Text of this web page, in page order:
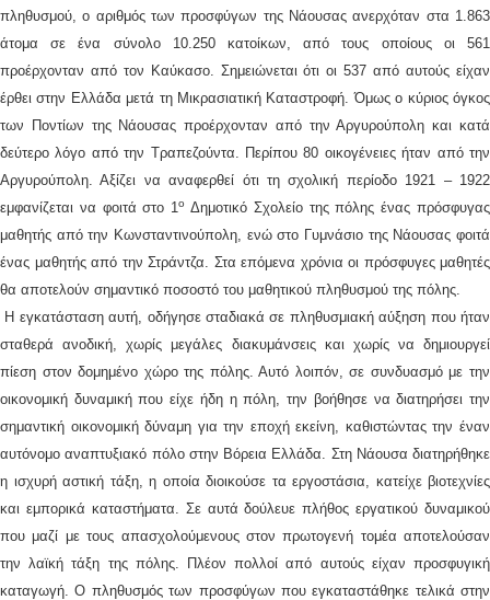
πληθυσμού, ο αριθμός των προσφύγων της Νάουσας ανερχόταν στα 1.863
άτομα σε ένα σύνολο 10.250 κατοίκων, από τους οποίους οι 561
προέρχονταν από τον Καύκασο. Σημειώνεται ότι οι 537 από αυτούς είχαν
έρθει στην Ελλάδα μετά τη Μικρασιατική Καταστροφή. Όμως ο κύριος όγκος
των Ποντίων της Νάουσας προέρχονταν από την Αργυρούπολη και κατά
δεύτερο λόγο από την Τραπεζούντα. Περίπου 80 οικογένειες ήταν από την
Αργυρούπολη. Αξίζει να αναφερθεί ότι τη σχολική περίοδο 1921 – 1922
εμφανίζεται να φοιτά στο 1ο Δημοτικό Σχολείο της πόλης ένας πρόσφυγας
μαθητής από την Κωνσταντινούπολη, ενώ στο Γυμνάσιο της Νάουσας φοιτά
ένας μαθητής από την Στράντζα. Στα επόμενα χρόνια οι πρόσφυγες μαθητές
θα αποτελούν σημαντικό ποσοστό του μαθητικού πληθυσμού της πόλης.
Η εγκατάσταση αυτή, οδήγησε σταδιακά σε πληθυσμιακή αύξηση που ήταν
σταθερά ανοδική, χωρίς μεγάλες διακυμάνσεις και χωρίς να δημιουργεί
πίεση στον δομημένο χώρο της πόλης. Αυτό λοιπόν, σε συνδυασμό με την
οικονομική δυναμική που είχε ήδη η πόλη, την βοήθησε να διατηρήσει την
σημαντική οικονομική δύναμη για την εποχή εκείνη, καθιστώντας την έναν
αυτόνομο αναπτυξιακό πόλο στην Βόρεια Ελλάδα. Στη Νάουσα διατηρήθηκε
η ισχυρή αστική τάξη, η οποία διοικούσε τα εργοστάσια, κατείχε βιοτεχνίες
και εμπορικά καταστήματα. Σε αυτά δούλευε πλήθος εργατικού δυναμικού
που μαζί με τους απασχολούμενους στον πρωτογενή τομέα αποτελούσαν
την λαϊκή τάξη της πόλης. Πλέον πολλοί από αυτούς είχαν προσφυγική
καταγωγή. Ο πληθυσμός των προσφύγων που εγκαταστάθηκε τελικά στην